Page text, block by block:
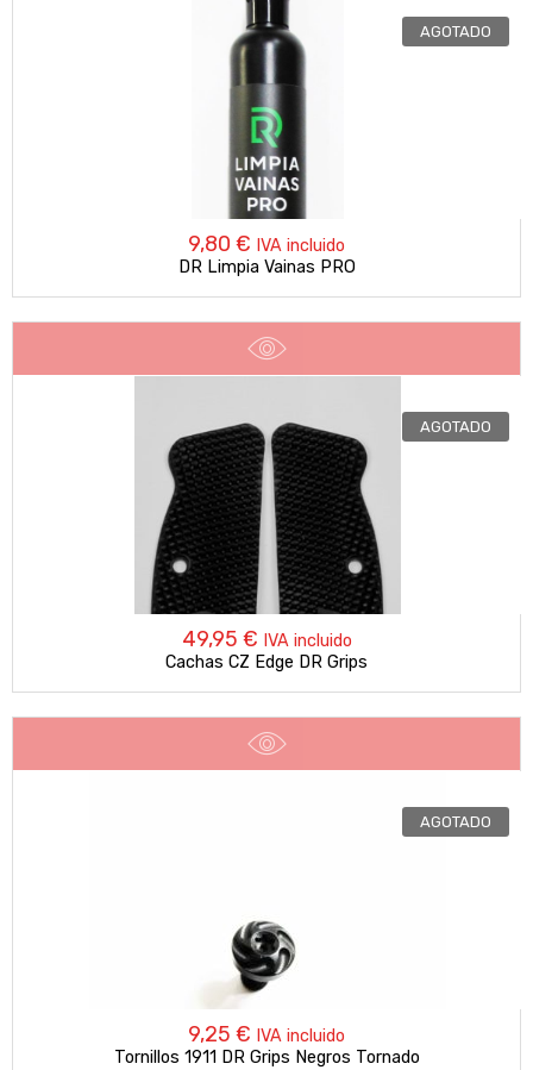
AGOTADO
9,80 € IVA incluido
DR Limpia Vainas PRO
AGOTADO
49,95 € IVA incluido
Cachas CZ Edge DR Grips
AGOTADO
9,25 € IVA incluido
Tornillos 1911 DR Grips Negros Tornado